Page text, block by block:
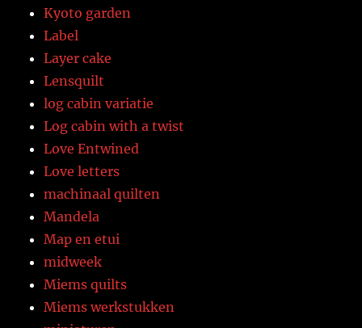
Kyoto garden
Label
Layer cake
Lensquilt
log cabin variatie
Log cabin with a twist
Love Entwined
Love letters
machinaal quilten
Mandela
Map en etui
midweek
Miems quilts
Miems werkstukken